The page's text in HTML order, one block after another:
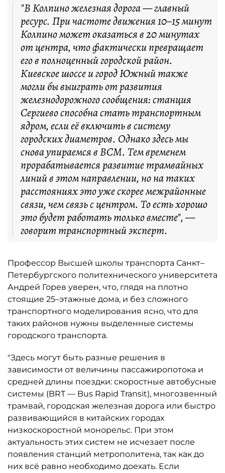
"В Колпино железная дорога — главный
ресурс. При частоте движения 10–15 минут
Колпино может оказаться в 20 минутах
от центра, что фактически превращает
его в полноценный городской район.
Киевское шоссе и город Южный также
могли бы выиграть от развития
железнодорожного сообщения: станция
Сергиево способна стать транспортным
ядром, если её включить в систему
городских диаметров. Однако здесь мы
снова упираемся в ВСМ. Тем временем
прорабатывается развитие трамвайных
линий в этом направлении, но на таких
расстояниях это уже скорее межрайонные
связи, чем связь с центром. То есть хорошо
это будет работать только вместе", —
говорит транспортный эксперт.
Профессор Высшей школы транспорта Санкт–
Петербургского политехнического университета
Андрей Горев уверен, что, глядя на плотно
стоящие 25–этажные дома, и без сложного
транспортного моделирования ясно, что для
таких районов нужны выделенные системы
городского транспорта.
"Здесь могут быть разные решения в
зависимости от величины пассажиропотока и
средней длины поездки: скоростные автобусные
системы (BRT — Bus Rapid Transit), многозвенный
трамвай, городская железная дорога или быстро
развивающийся в китайских городах
низкоскоростной монорельс. При этом
актуальность этих систем не исчезает после
появления станций метрополитена, так как до
них всё равно необходимо доехать. Если